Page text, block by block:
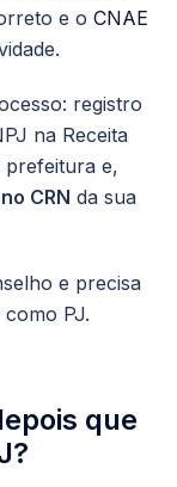
e o CNAE
registro
na Receita
prefeitura e,
CRN da sua
e precisa
PJ.
que